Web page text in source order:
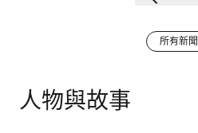
所有新聞
人物與故事